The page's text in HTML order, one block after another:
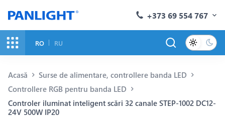
+373 69 554 767
RO RU
Acasă
Surse de alimentare, controllere banda LED
Controllere RGB pentru banda LED
Controler iluminat inteligent scări 32 canale STEP-1002 DC12-
24V 500W IP20